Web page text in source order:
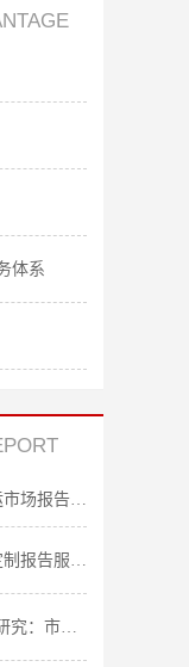
体系
2026年船舶制造与航运市场报告：全球及我国行业发展态势调研-中金企信发布
2026年我国电气控制定制报告服务：细分应用领域研究及发展态势-中金企信发布
2026年中国PCCP行业研究：市场规模及前景发展研究-中金企信发布